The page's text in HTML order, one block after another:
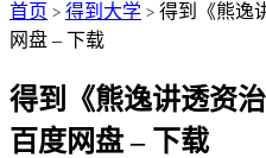
首页 > 得到大学 > 得到《熊逸
网盘 – 下载
得到《熊逸讲透资
百度网盘 – 下载